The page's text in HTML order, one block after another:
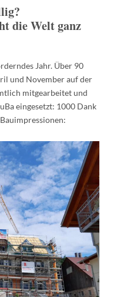
die Welt ganz
Jahr. Über 90
und November auf der
mitgearbeitet und
eingesetzt: 1000 Dank